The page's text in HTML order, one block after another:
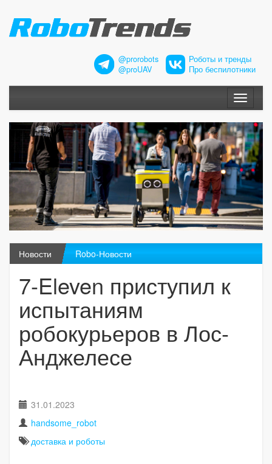
@prorobots
@proUAV
Роботы и тренды
Про беспилотники
Меню
Новости Robo-Новости
7-Eleven приступил к
испытаниям
робокурьеров в Лос-
Анджелесе
31.01.2023
handsome_robot
доставка и роботы